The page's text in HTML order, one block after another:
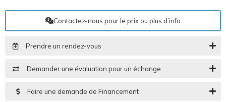
Contactez-nous pour le prix ou plus d’info
Prendre un rendez-vous
Demander une évaluation pour un échange
Faire une demande de Financement